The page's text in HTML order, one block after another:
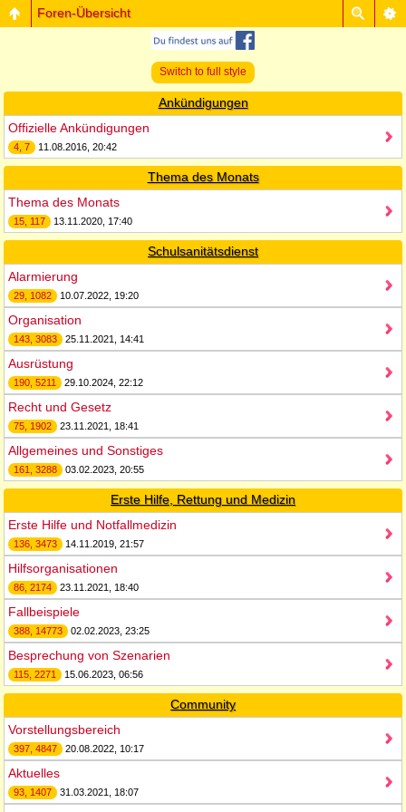
Foren-Übersicht
Switch to full style
Ankündigungen
Offizielle Ankündigungen
4, 7 11.08.2016, 20:42
Thema des Monats
Thema des Monats
15, 117 13.11.2020, 17:40
Schulsanitätsdienst
Alarmierung
29, 1082 10.07.2022, 19:20
Organisation
143, 3083 25.11.2021, 14:41
Ausrüstung
190, 5211 29.10.2024, 22:12
Recht und Gesetz
75, 1902 23.11.2021, 18:41
Allgemeines und Sonstiges
161, 3288 03.02.2023, 20:55
Erste Hilfe, Rettung und Medizin
Erste Hilfe und Notfallmedizin
136, 3473 14.11.2019, 21:57
Hilfsorganisationen
86, 2174 23.11.2021, 18:40
Fallbeispiele
388, 14773 02.02.2023, 23:25
Besprechung von Szenarien
115, 2271 15.06.2023, 06:56
Community
Vorstellungsbereich
397, 4847 20.08.2022, 10:17
Aktuelles
93, 1407 31.03.2021, 18:07